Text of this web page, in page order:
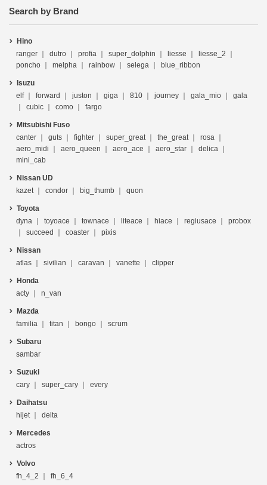
Search by Brand
Hino
ranger
dutro profia super_dolphin liesse
liesse_2
poncho
melpha rainbow selega blue_ribbon
Isuzu
elf
forward juston giga 810 journey gala_mio
gala
cubic
como fargo
Mitsubishi Fuso
canter
guts fighter super_great the_great
rosa
aero_midi
aero_queen aero_ace aero_star
delica
mini_cab
Nissan UD
kazet
condor big_thumb quon
Toyota
dyna
toyoace townace liteace hiace regiusace
probox
succeed
coaster pixis
Nissan
atlas
sivilian caravan vanette clipper
Honda
acty
n_van
Mazda
familia
titan bongo scrum
Subaru
sambar
Suzuki
cary
super_cary every
Daihatsu
hijet
delta
Mercedes
actros
Volvo
fh_4_2
fh_6_4